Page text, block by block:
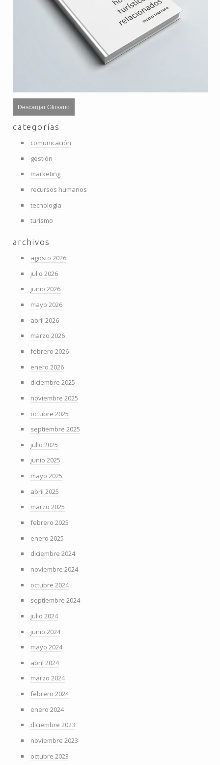
Descargar Glosario
categorías
comunicación
gestión
marketing
recursos humanos
tecnología
turismo
archivos
agosto 2026
julio 2026
junio 2026
mayo 2026
abril 2026
marzo 2026
febrero 2026
enero 2026
diciembre 2025
noviembre 2025
octubre 2025
septiembre 2025
julio 2025
junio 2025
mayo 2025
abril 2025
marzo 2025
febrero 2025
enero 2025
diciembre 2024
noviembre 2024
octubre 2024
septiembre 2024
julio 2024
junio 2024
mayo 2024
abril 2024
marzo 2024
febrero 2024
enero 2024
diciembre 2023
noviembre 2023
octubre 2023